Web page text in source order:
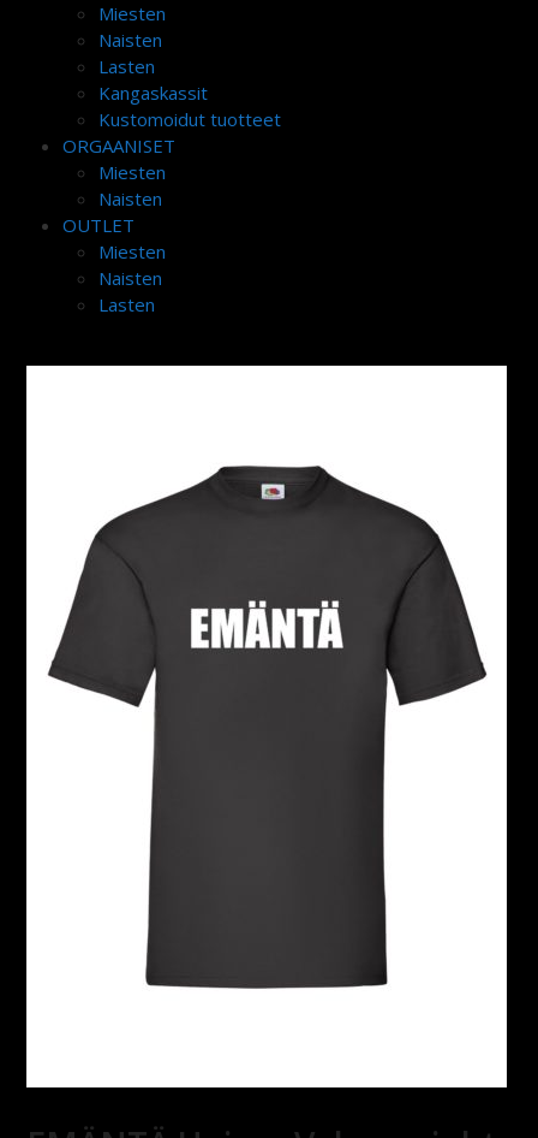
Miesten
Naisten
Lasten
Kangaskassit
Kustomoidut tuotteet
ORGAANISET
Miesten
Naisten
OUTLET
Miesten
Naisten
Lasten